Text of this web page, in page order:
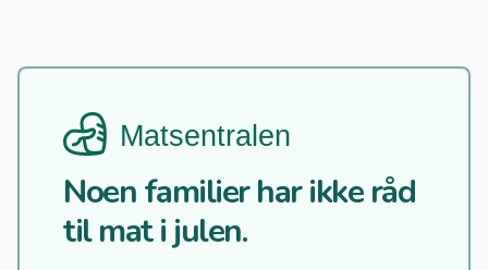
Noen familier har ikke råd
til mat i julen.